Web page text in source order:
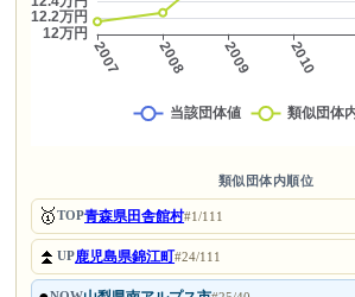
類似団体内順位
🥇TOP青森県田舎館村#1/111
⏫UP鹿児島県錦江町#24/111